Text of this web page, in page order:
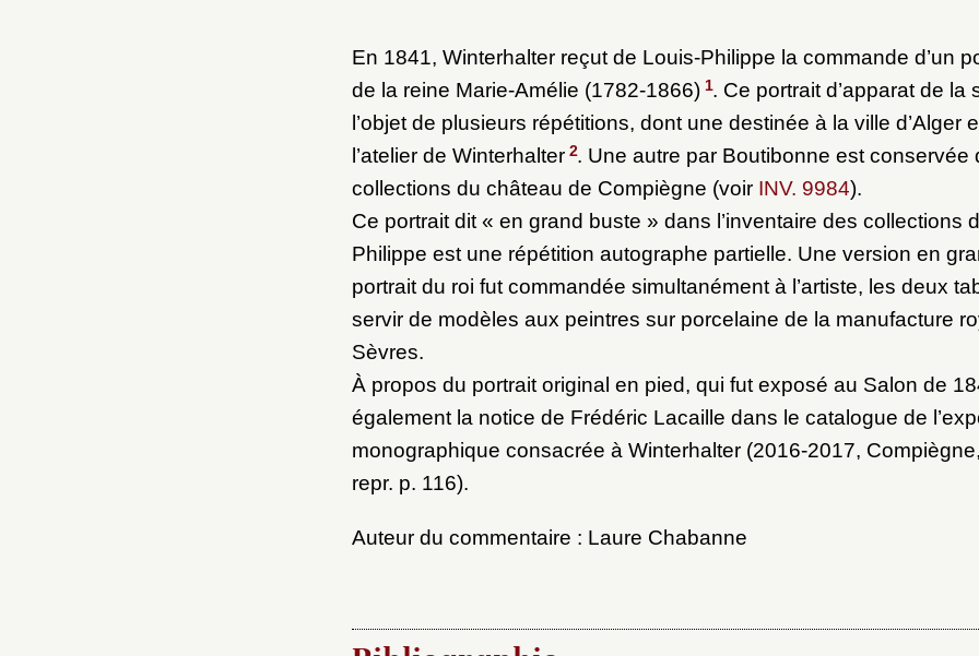
En 1841, Winterhalter reçut de Louis-Philippe la commande d’un
de la reine Marie-Amélie (1782-1866) 1. Ce portrait d’apparat de la
l’objet de plusieurs répétitions, dont une destinée à la ville d’Alger
l’atelier de Winterhalter 2. Une autre par Boutibonne est conservée
collections du château de Compiègne (voir INV. 9984).
Ce portrait dit « en grand buste » dans l’inventaire des collections
Philippe est une répétition autographe partielle. Une version en
portrait du roi fut commandée simultanément à l’artiste, les deux
servir de modèles aux peintres sur porcelaine de la manufacture
Sèvres.
À propos du portrait original en pied, qui fut exposé au Salon de
également la notice de Frédéric Lacaille dans le catalogue de
monographique consacrée à Winterhalter (2016-2017,
repr. p. 116).
Auteur du commentaire : Laure Chabanne